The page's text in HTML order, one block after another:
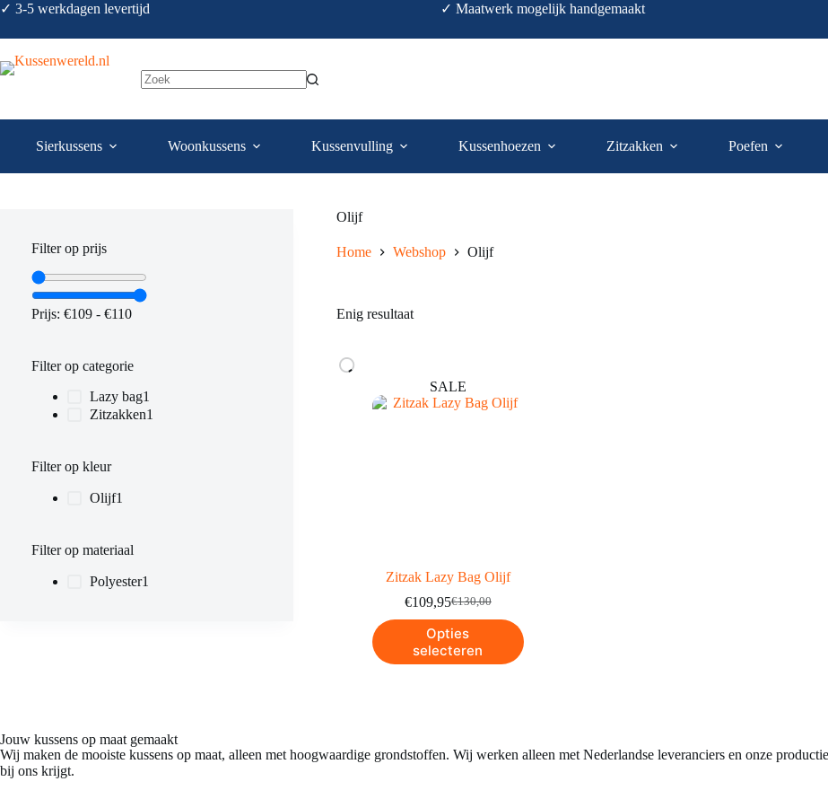
✓ 3-5 werkdagen levertijd ✓ Maatwerk mogelijk handgemaakt
Sierkussens Woonkussens Kussenvulling Kussenhoezen Zitzakken Poefen
Olijf
Home Webshop Olijf
Enig resultaat
SALE
Zitzak Lazy Bag Olijf
€130,00
€109,95
Opties
selecteren
Filter op prijs
Prijs: €109 - €110
Filter op categorie
Lazy bag1
Zitzakken1
Filter op kleur
Olijf1
Filter op materiaal
Polyester1
Jouw kussens op maat gemaakt​
Wij maken de mooiste kussens op maat, alleen met hoogwaardige grondstoffen. Wij werken alleen met Nederlandse leveranciers en onze
bij ons krijgt.